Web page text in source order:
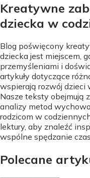
Kreatywne
dziecka w
Blog poświęcony
dziecka jest miejscem,
przemyśleniami i
artykuły dotyczące
wspierają rozwój dzieci
Nasze teksty obejmują
analizy metod
rodzicom w
lektury, aby znaleźć
wspólne spędzanie
Polecane